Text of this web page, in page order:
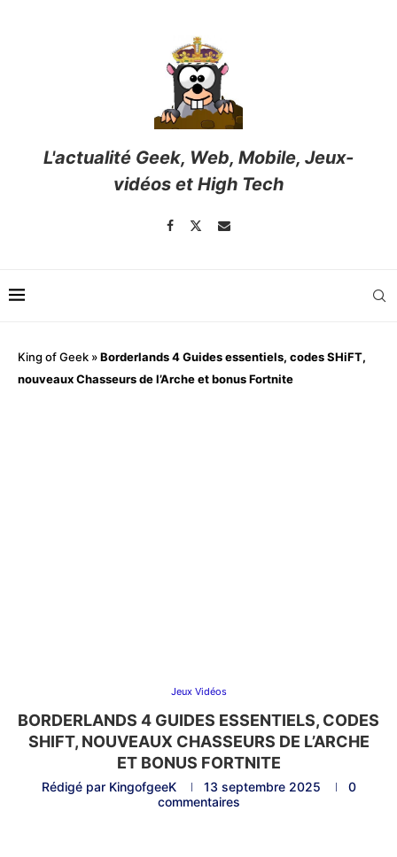
L'actualité Geek, Web, Mobile, Jeux-
vidéos et High Tech
King of Geek »Borderlands 4 Guides essentiels, codes SHiFT,
nouveaux Chasseurs de l’Arche et bonus Fortnite
Jeux Vidéos
BORDERLANDS 4 GUIDES ESSENTIELS, CODES
SHIFT, NOUVEAUX CHASSEURS DE L’ARCHE
ET BONUS FORTNITE
Rédigé par KingofgeeK 13 septembre 2025
0
commentaires